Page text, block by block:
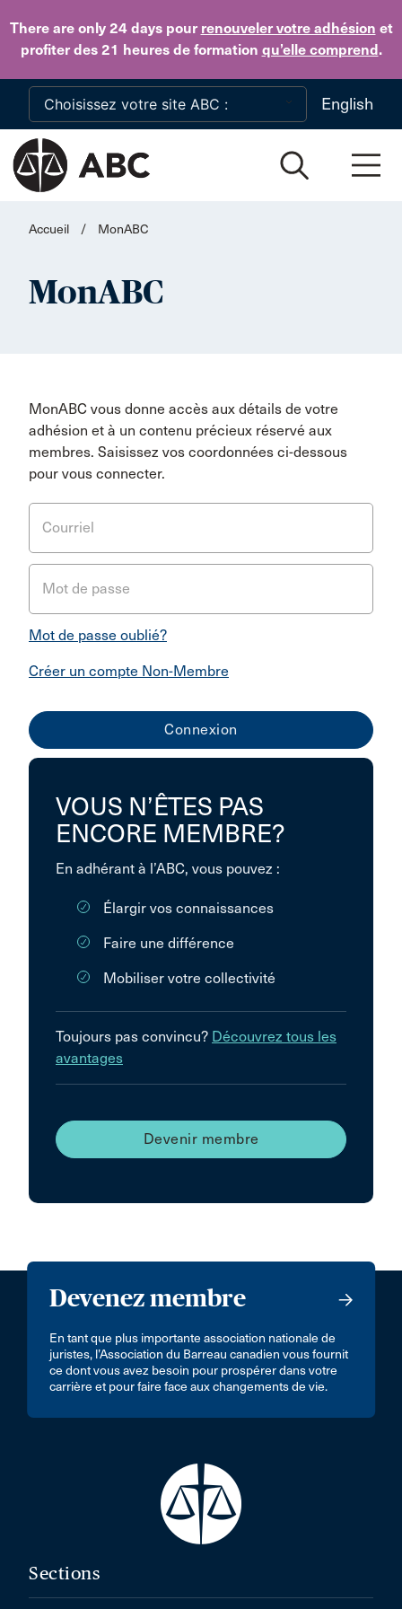
There are only 24 dayspour renouveler votre adhésion et
profiter des 21 heures de formation qu’elle comprend.
Skip to main content
English
Accueil / MonABC
MonABC
MonABC vous donne accès aux détails de votre
adhésion et à un contenu précieux réservé aux
membres. Saisissez vos coordonnées ci-dessous
pour vous connecter.
Courriel
Mot de passe
Mot de passe oublié?
Créer un compte Non-Membre
VOUS N’ÊTES PAS
ENCORE MEMBRE?
En adhérant à l’ABC, vous pouvez :
Élargir vos connaissances
Faire une différence
Mobiliser votre collectivité
Toujours pas convincu? Découvrez tous les
avantages
Devenir membre
Devenez membre
En tant que plus importante association nationale de
juristes, l’Association du Barreau canadien vous fournit
ce dont vous avez besoin pour prospérer dans votre
carrière et pour faire face aux changements de vie.
Sections